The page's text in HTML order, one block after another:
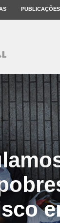
PUBLICAÇÕES